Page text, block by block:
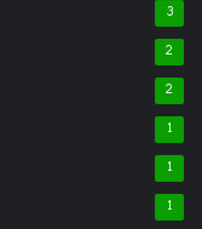
3
2
2
1
1
1